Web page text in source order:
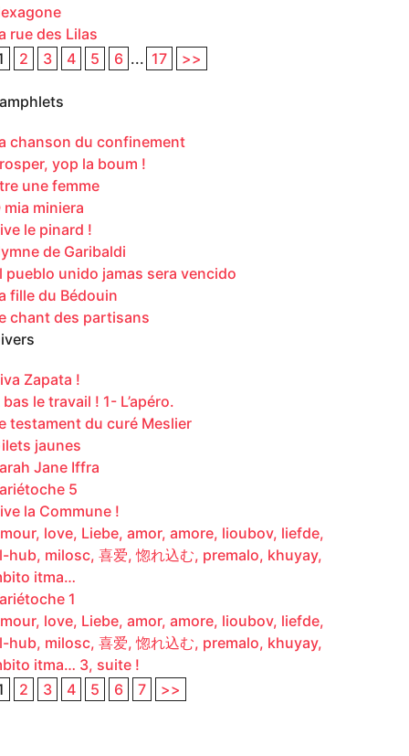
rue des Lilas
2 3 4 5 6 ... 17 >>
chanson du confinement
yop la boum !
une femme
mia miniera
le pinard !
de Garibaldi
pueblo unido jamas sera vencido
fille du Bédouin
chant des partisans
Zapata !
bas le travail ! 1- L’apéro.
testament du curé Meslier
jaunes
Jane Iffra
5
la Commune !
love, Liebe, amor, amore, lioubov, liefde,
hub, milosc, 喜爱, 惚れ込む, premalo, khuyay,
itma…
1
love, Liebe, amor, amore, lioubov, liefde,
hub, milosc, 喜爱, 惚れ込む, premalo, khuyay,
itma… 3, suite !
2 3 4 5 6 7 >>